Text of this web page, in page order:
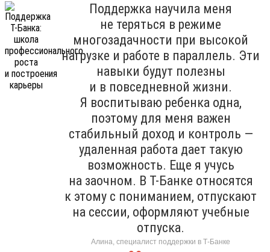
Поддержка научила меня
не теряться в режиме
многозадачности при высокой
нагрузке и работе в параллель. Эти
навыки будут полезны
и в повседневной жизни.
Я воспитываю ребенка одна,
поэтому для меня важен
стабильный доход и контроль —
удаленная работа дает такую
возможность. Еще я учусь
на заочном. В Т-Банке относятся
к этому с пониманием, отпускают
на сессии, оформляют учебные
отпуска.
Алина, специалист поддержки в Т-Банке